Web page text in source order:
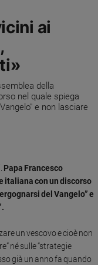
ai
della
nel quale spiega
e non lasciare
Papa Francesco
italiana con un discorso
del Vangelo” e
un vescovo e cioè non
né sulle “strategie
già un anno fa quando